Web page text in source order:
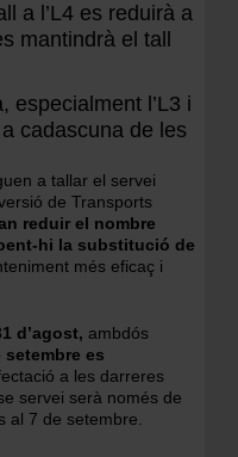
a l’L4 es reduirà a
mantindrà el tall
especialment l’L3 i
cadascuna de les
a tallar el servei
de Transports
reduir el nombre
hi la substitució de
més eficaç i
d’agost, ambdós
setembre es
a les darreres
servei serà només de
al 7 de setembre.